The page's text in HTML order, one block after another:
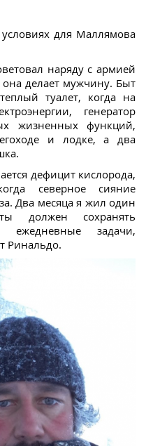
для Маллямова
наряду с армией
делает мужчину. Быт
туалет, когда на
генератор
жизненных функций,
и лодке, а два
дефицит кислорода,
северное сияние
Два месяца я жил один
должен сохранять
ежедневные задачи,
Ринальдо.